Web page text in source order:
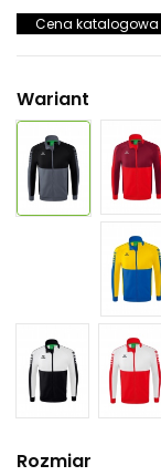
Cena katalogowa
Wariant
Rozmiar